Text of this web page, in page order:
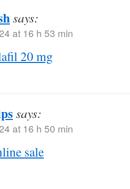
says:
at 16 h 53 min
20 mg
says:
at 16 h 50 min
sale